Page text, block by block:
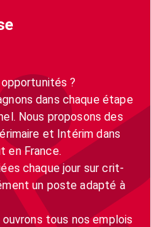
?
dans chaque étape
Nous proposons des
et Intérim dans
en France.
chaque jour sur crit-
un poste adapté à
ouvrons tous nos emplois